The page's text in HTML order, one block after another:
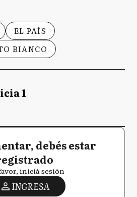
EL PAÍS
BIANCO
1
debés estar
iniciá sesión
INGRESA